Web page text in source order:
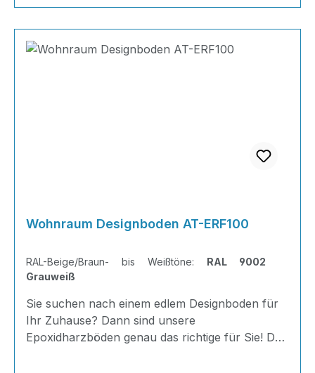
Wohnraum Designboden AT-ERF100
RAL-Beige/Braun- bis Weißtöne: RAL 9002
Grauweiß
Sie suchen nach einem edlem Designboden für
Ihr Zuhause? Dann sind unsere
Epoxidharzböden genau das richtige für Sie! Der